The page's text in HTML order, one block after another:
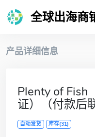
全球出海商
产品详细信息
Plenty of Fish
证）（付款后
自动发货 库存(31)